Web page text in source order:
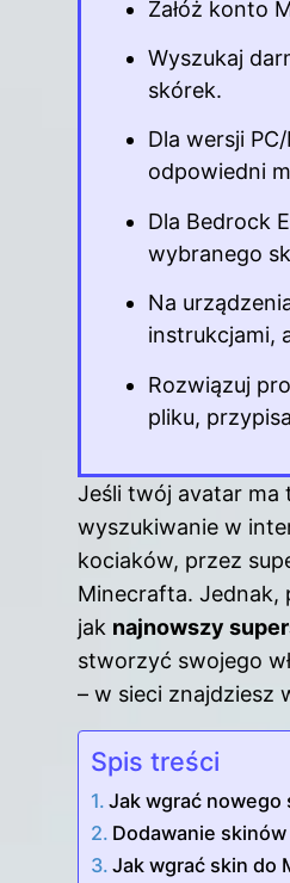
Załóż konto
Wyszukaj
skórek.
Dla wersji
odpowiedni
Dla Bedrock
wybranego
Na
instrukcjami,
Rozwiązuj
pliku,
Jeśli twój avatar ma
wyszukiwanie w
kociaków, przez
Minecrafta. Jednak,
jak najnowszy
stworzyć swojego
– w sieci znajdziesz
Spis treści
Jak wgrać nowego
Dodawanie
Jak wgrać skin do